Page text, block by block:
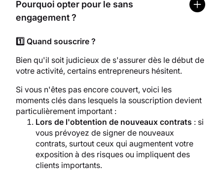
Pourquoi opter pour le sans
engagement ?
1️⃣ Quand souscrire ?
Bien qu'il soit judicieux de s'assurer dès le début de
votre activité, certains entrepreneurs hésitent.
Si vous n'êtes pas encore couvert, voici les
moments clés dans lesquels la souscription devient
particulièrement important :
Lors de l'obtention de nouveaux contrats : si
vous prévoyez de signer de nouveaux
contrats, surtout ceux qui augmentent votre
exposition à des risques ou impliquent des
clients importants.